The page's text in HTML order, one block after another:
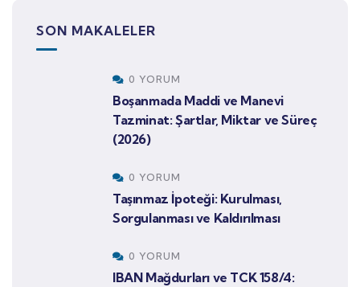
SON MAKALELER
0 YORUM
Boşanmada Maddi ve Manevi
Tazminat: Şartlar, Miktar ve Süreç
(2026)
0 YORUM
Taşınmaz İpoteği: Kurulması,
Sorgulanması ve Kaldırılması
0 YORUM
IBAN Mağdurları ve TCK 158/4: